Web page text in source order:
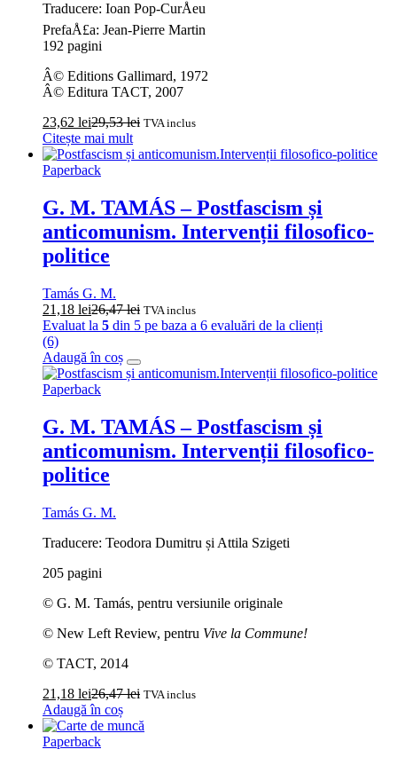
Traducere: Ioan Pop-CurÅeu
PrefaÅ£a: Jean-Pierre Martin
192 pagini
Â© Editions Gallimard, 1972
Â© Editura TACT, 2007
23,62 lei29,53lei TVA inclus
Citește mai mult
Paperback
G. M. TAMÁS – Postfascism și
anticomunism. Intervenții filosofico-
politice
Tamás G. M.
21,18 lei26,47lei TVA inclus
Evaluat la 5 din 5 pe baza a 6 evaluări de la clienți
(6)
Adaugă în coș
Paperback
G. M. TAMÁS – Postfascism și
anticomunism. Intervenții filosofico-
politice
Tamás G. M.
Traducere: Teodora Dumitru și Attila Szigeti
205 pagini
© G. M. Tamás, pentru versiunile originale
© New Left Review, pentru Vive la Commune!
© TACT, 2014
21,18 lei26,47lei TVA inclus
Adaugă în coș
Paperback